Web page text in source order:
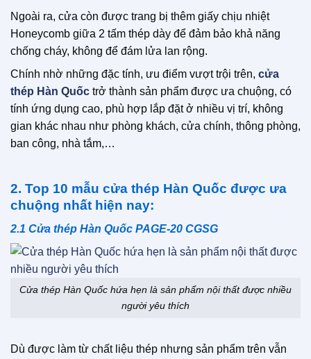
Ngoài ra, cửa còn được trang bị thêm giấy chịu nhiệt
Honeycomb giữa 2 tấm thép dày để đảm bảo khả năng
chống cháy, không để đám lửa lan rộng.
Chính nhờ những đặc tính, ưu điểm vượt trội trên, cửa
thép Hàn Quốc trở thành sản phẩm được ưa chuộng, có
tính ứng dụng cao, phù hợp lắp đặt ở nhiều vị trí, không
gian khác nhau như phòng khách, cửa chính, thông phòng,
ban công, nhà tắm,…
2. Top 10 mẫu cửa thép Hàn Quốc được ưa
chuộng nhất hiện nay:
2.1 Cửa thép Hàn Quốc PAGE-20 CGSG
Cửa thép Hàn Quốc hứa hẹn là sản phẩm nội thất được nhiều
người yêu thích
Dù được làm từ chất liệu thép nhưng sản phẩm trên vẫn